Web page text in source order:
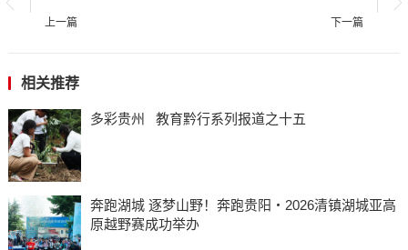
上一篇 下一篇
相关推荐
多彩贵州 教育黔行系列报道之十五
奔跑湖城 逐梦山野！奔跑贵阳・2026清镇湖城亚高
原越野赛成功举办